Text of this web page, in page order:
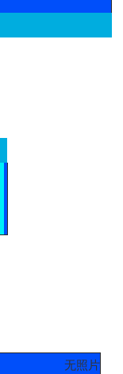
无照片